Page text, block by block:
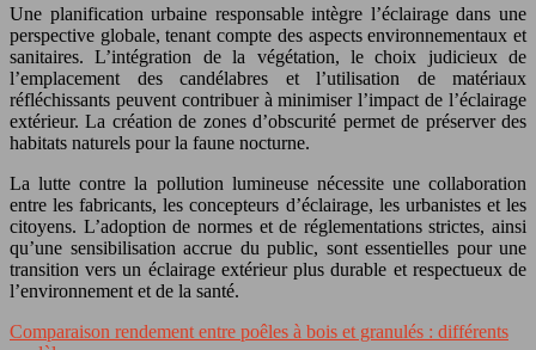
Une planification urbaine responsable intègre l’éclairage dans une
perspective globale, tenant compte des aspects environnementaux et
sanitaires. L’intégration de la végétation, le choix judicieux de
l’emplacement des candélabres et l’utilisation de matériaux
réfléchissants peuvent contribuer à minimiser l’impact de l’éclairage
extérieur. La création de zones d’obscurité permet de préserver des
habitats naturels pour la faune nocturne.
La lutte contre la pollution lumineuse nécessite une collaboration
entre les fabricants, les concepteurs d’éclairage, les urbanistes et les
citoyens. L’adoption de normes et de réglementations strictes, ainsi
qu’une sensibilisation accrue du public, sont essentielles pour une
transition vers un éclairage extérieur plus durable et respectueux de
l’environnement et de la santé.
Comparaison rendement entre poêles à bois et granulés : différents